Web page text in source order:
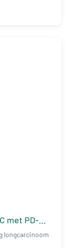
met PD-
longcarcinoom